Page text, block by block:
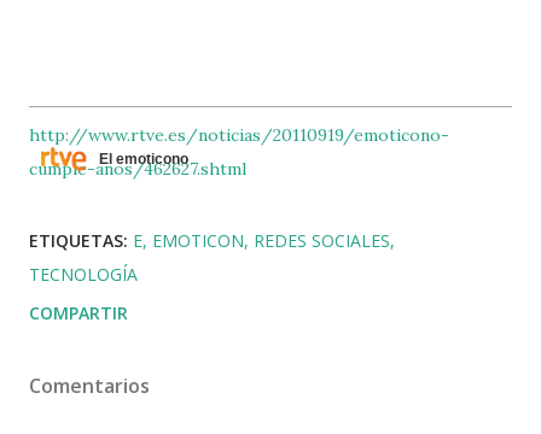
El emoticono
http://www.rtve.es/noticias/20110919/emoticono-
cumple-anos/462627.shtml
ETIQUETAS: E EMOTICON REDES SOCIALES
TECNOLOGÍA
COMPARTIR
Comentarios